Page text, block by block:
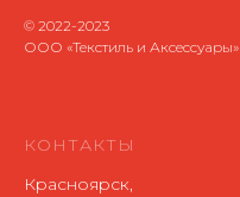
© 2022-2023
ООО «Текстиль и Аксессуары»
КОНТАКТЫ
Красноярск,